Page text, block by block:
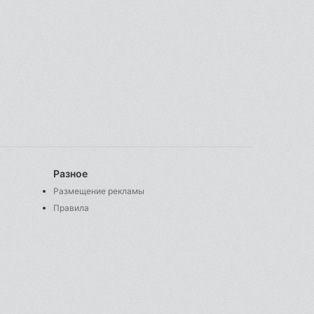
Разное
Размещение рекламы
Правила